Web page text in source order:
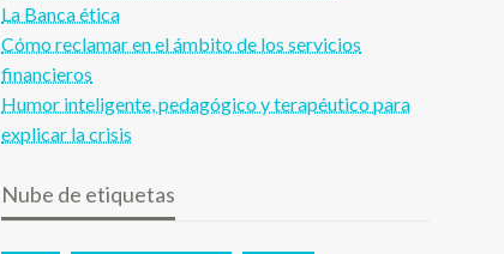
La Banca ética
Cómo reclamar en el ámbito de los servicios
financieros
Humor inteligente, pedagógico y terapéutico para
explicar la crisis
Nube de etiquetas